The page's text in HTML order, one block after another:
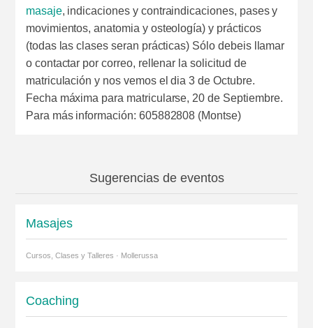
masaje, indicaciones y contraindicaciones, pases y
movimientos, anatomia y osteología) y prácticos
(todas las clases seran prácticas) Sólo debeis llamar
o contactar por correo, rellenar la solicitud de
matriculación y nos vemos el dia 3 de Octubre.
Fecha máxima para matricularse, 20 de Septiembre.
Para más información: 605882808 (Montse)
Sugerencias de eventos
Masajes
Cursos, Clases y Talleres · Mollerussa
Coaching